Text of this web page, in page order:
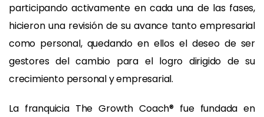
participando activamente en cada una de las fases,
hicieron una revisión de su avance tanto empresarial
como personal, quedando en ellos el deseo de ser
gestores del cambio para el logro dirigido de su
crecimiento personal y empresarial.
La franquicia The Growth Coach® fue fundada en